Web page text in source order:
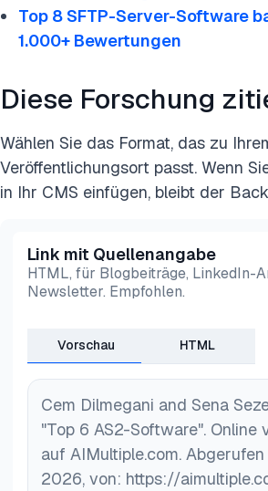
Dateisicherheit durch
überprüft die Authentizität über
die vom Empfänger ausgestellt
ist das OFTP2-Protokoll für den
Datenaustausch entwickelt,
Automobilindustrie, und
Signaturen.
Top 8 SFTP-Server-Software
1.000+ Bewertungen
Diese Forschung
Wählen Sie das Format, das zu
Veröffentlichungsort passt. Wenn
in Ihr CMS einfügen, bleibt der
Link mit Quellenangabe
HTML, für Blogbeiträge, LinkedIn-
Newsletter. Empfohlen.
Vorschau HTML
Cem Dilmegani and Sena
"Top 6 AS2-Software". Online
auf AIMultiple.com.
2026, von: https://